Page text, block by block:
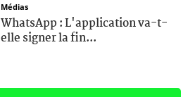
Médias
WhatsApp : L'application va-t-
elle signer la fin...